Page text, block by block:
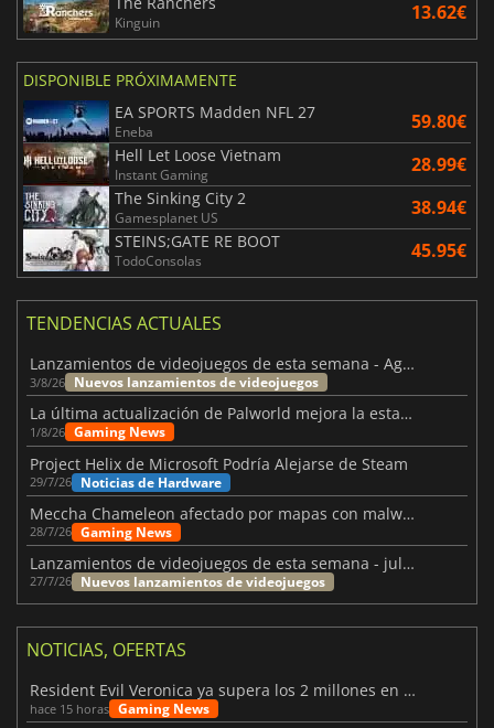
Kinguin 13.62€
DISPONIBLE PRÓXIMAMENTE
EA SPORTS Madden NFL 27
Eneba 59.80€
Hell Let Loose Vietnam
Instant Gaming 28.99€
The Sinking City 2
Gamesplanet US 38.94€
STEINS;GATE RE BOOT
TodoConsolas 45.95€
TENDENCIAS ACTUALES
Lanzamientos de videojuegos de esta semana - Agosto de 2026 (semana 32)
3/8/26 Nuevos lanzamientos de videojuegos
La última actualización de Palworld mejora la estabilidad
1/8/26 Gaming News
Project Helix de Microsoft Podría Alejarse de Steam
29/7/26 Noticias de Hardware
Meccha Chameleon afectado por mapas con malware y Discord
28/7/26 Gaming News
Lanzamientos de videojuegos de esta semana - julio 2026 (semana 31)
27/7/26 Nuevos lanzamientos de videojuegos
NOTICIAS, OFERTAS
Resident Evil Veronica ya supera los 2 millones en listas de deseados
hace 15 horas Gaming News